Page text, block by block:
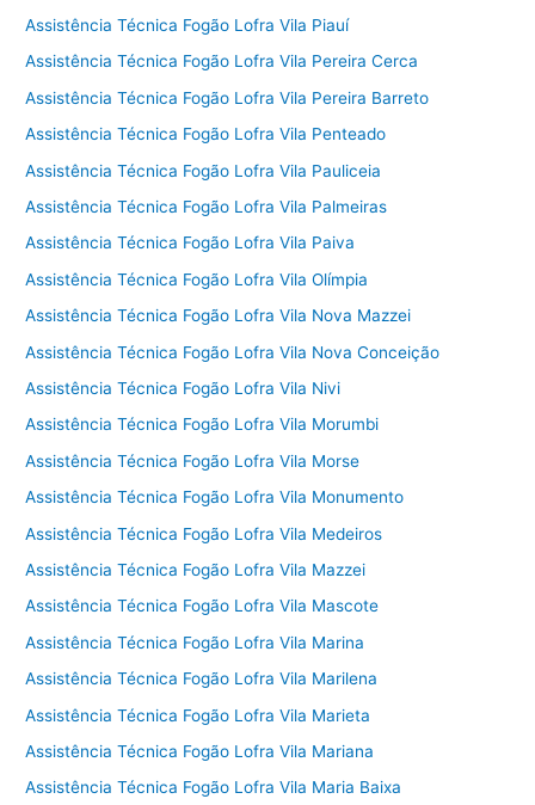
Assistência Técnica Fogão Lofra Vila Piauí
Assistência Técnica Fogão Lofra Vila Pereira Cerca
Assistência Técnica Fogão Lofra Vila Pereira Barreto
Assistência Técnica Fogão Lofra Vila Penteado
Assistência Técnica Fogão Lofra Vila Pauliceia
Assistência Técnica Fogão Lofra Vila Palmeiras
Assistência Técnica Fogão Lofra Vila Paiva
Assistência Técnica Fogão Lofra Vila Olímpia
Assistência Técnica Fogão Lofra Vila Nova Mazzei
Assistência Técnica Fogão Lofra Vila Nova Conceição
Assistência Técnica Fogão Lofra Vila Nivi
Assistência Técnica Fogão Lofra Vila Morumbi
Assistência Técnica Fogão Lofra Vila Morse
Assistência Técnica Fogão Lofra Vila Monumento
Assistência Técnica Fogão Lofra Vila Medeiros
Assistência Técnica Fogão Lofra Vila Mazzei
Assistência Técnica Fogão Lofra Vila Mascote
Assistência Técnica Fogão Lofra Vila Marina
Assistência Técnica Fogão Lofra Vila Marilena
Assistência Técnica Fogão Lofra Vila Marieta
Assistência Técnica Fogão Lofra Vila Mariana
Assistência Técnica Fogão Lofra Vila Maria Baixa